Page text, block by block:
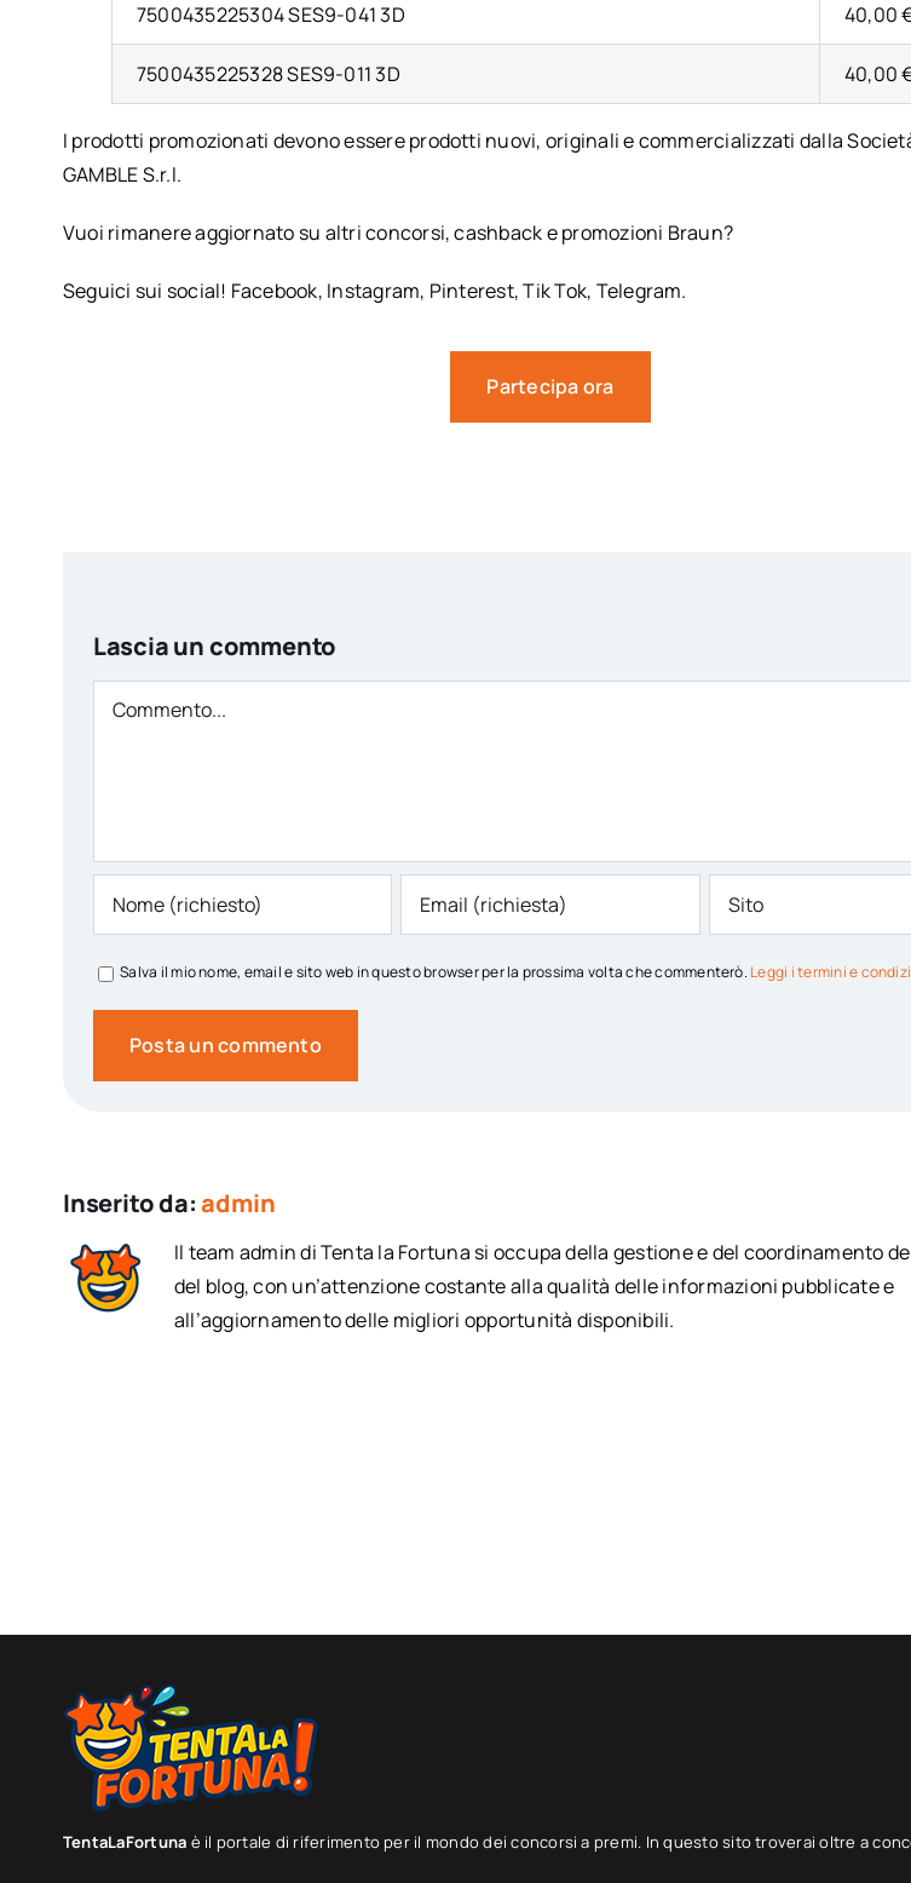
7500435225304 SES9-041 3D 40,00
7500435225328 SES9-011 3D 40,00
I prodotti promozionati devono essere prodotti nuovi, originali e commercializzati dalla Società
GAMBLE S.r.l.
Vuoi rimanere aggiornato su altri concorsi, cashback e promozioni Braun?
Seguici sui social! Facebook, Instagram, Pinterest, Tik Tok, Telegram.
Partecipa ora
Lascia un commento
Comment
Salva il mio nome, email e sito web in questo browser per la prossima volta che commenterò. Leggi i termini e
Inserito da:admin
Il team admin di Tenta la Fortuna si occupa della gestione e del coordinamento
del blog, con un’attenzione costante alla qualità delle informazioni pubblicate e
all’aggiornamento delle migliori opportunità disponibili.
TentaLaFortuna è il portale di riferimento per il mondo dei concorsi a premi. In questo sito troverai oltre a